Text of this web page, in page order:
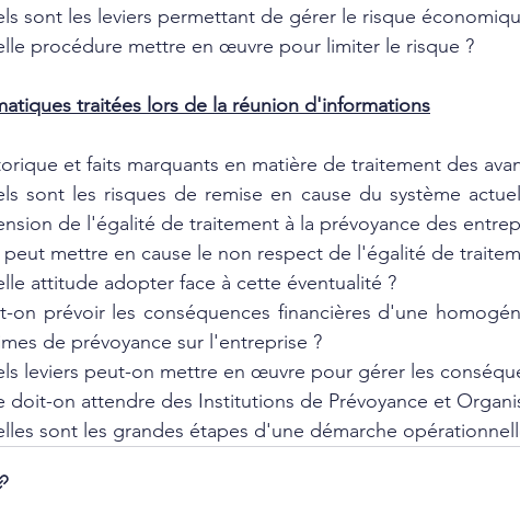
sont les leviers permettant de gérer le risque
procédure mettre en œuvre pour limiter le risque ?
traitées lors de la réunion d'informations
et faits marquants en matière de traitement des
sont les risques de remise en cause du système
de l'égalité de traitement à la prévoyance des
peut mettre en cause le non respect de l'égalité de
attitude adopter face à cette éventualité ?
on prévoir les conséquences financières d'une
de prévoyance sur l'entreprise ?
leviers peut-on mettre en œuvre pour gérer les
doit-on attendre des Institutions de Prévoyance et
sont les grandes étapes d'une démarche